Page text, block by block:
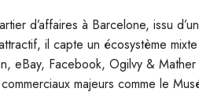
d’affaires à Barcelone, issu
il capte un écosystème
eBay, Facebook, Ogilvy & Mather
majeurs comme le